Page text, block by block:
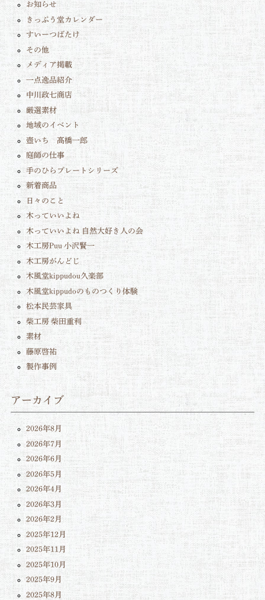
お知らせ
きっぷう堂カレンダー
すいーつばたけ
その他
メディア掲載
一点逸品紹介
中川政七商店
厳選素材
地域のイベント
壺いち 髙橋一郎
庭師の仕事
手のひらプレートシリーズ
新着商品
日々のこと
木っていいよね
木っていいよね 自然大好き人の会
木工房Puu 小沢賢一
木工房がんどじ
木風堂kippudou久楽部
木風堂kippudoのものつくり体験
松本民芸家具
柴工房 柴田重利
素材
藤原啓祐
製作事例
アーカイブ
2026年8月
2026年7月
2026年6月
2026年5月
2026年4月
2026年3月
2026年2月
2025年12月
2025年11月
2025年10月
2025年9月
2025年8月